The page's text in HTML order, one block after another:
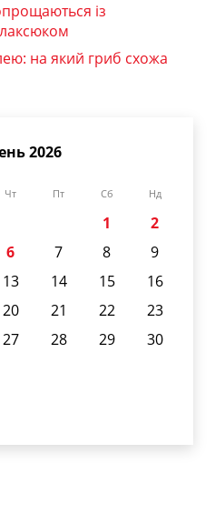
із
на який гриб схожа
2026
Чт Пт Сб Нд
1
2
6 7 8
9
13 14 15
16
20 21 22
23
27 28 29
30